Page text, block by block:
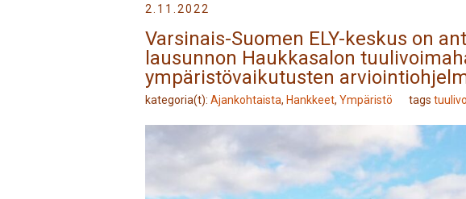
2.11.2022
Varsinais-Suomen ELY-keskus on
lausunnon Haukkasalon
ympäristövaikutusten
kategoria(t): Ajankohtaista, Hankkeet, Ympäristö tags